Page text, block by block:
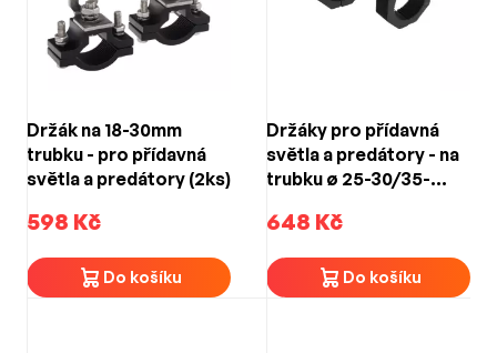
Držák na 18-30mm
trubku - pro přídavná
světla a predátory (2ks)
598 Kč
Do košíku
Držáky pro přídavná
světla a predátory - na
trubku ø 25-30/35-
648 Kč
Do košíku